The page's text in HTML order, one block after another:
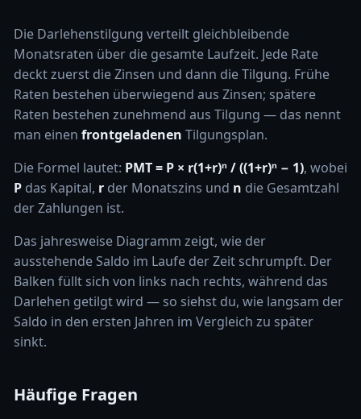
Die Darlehenstilgung verteilt gleichbleibende
Monatsraten über die gesamte Laufzeit. Jede Rate
deckt zuerst die Zinsen und dann die Tilgung. Frühe
Raten bestehen überwiegend aus Zinsen; spätere
Raten bestehen zunehmend aus Tilgung — das nennt
man einen frontgeladenen Tilgungsplan.
Die Formel lautet: PMT = P × r(1+r)ⁿ / ((1+r)ⁿ − 1), wobei
P das Kapital, r der Monatszins und n die Gesamtzahl
der Zahlungen ist.
Das jahresweise Diagramm zeigt, wie der
ausstehende Saldo im Laufe der Zeit schrumpft. Der
Balken füllt sich von links nach rechts, während das
Darlehen getilgt wird — so siehst du, wie langsam der
Saldo in den ersten Jahren im Vergleich zu später
sinkt.
Häufige Fragen